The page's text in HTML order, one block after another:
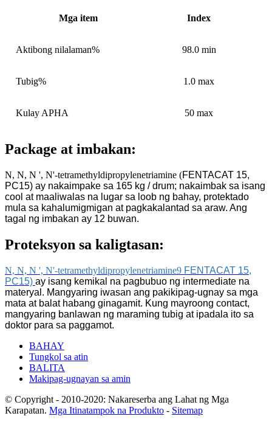
Mga item Index
Aktibong nilalaman% 98.0 min
Tubig% 1.0 max
Kulay APHA 50 max
Package at imbakan:
N, N, N ', N'-tetramethyldipropylenetriamine (FENTACAT 15,
PC15) ay nakaimpake sa 165 kg / drum; nakaimbak sa isang
cool at maaliwalas na lugar sa loob ng bahay, protektado
mula sa kahalumigmigan at pagkakalantad sa araw. Ang
tagal ng imbakan ay 12 buwan.
Proteksyon sa kaligtasan:
N, N, N ', N'-tetramethyldipropylenetriamine9 FENTACAT 15,
PC15) ay isang kemikal na pagbubuo ng intermediate na
materyal. Mangyaring iwasan ang pakikipag-ugnay sa mga
mata at balat habang ginagamit. Kung mayroong contact,
mangyaring banlawan ng maraming tubig at ipadala ito sa
doktor para sa paggamot.
BAHAY
Tungkol sa atin
BALITA
Makipag-ugnayan sa amin
© Copyright - 2010-2020: Nakareserba ang Lahat ng Mga
Karapatan. Mga Itinatampok na Produkto - Sitemap